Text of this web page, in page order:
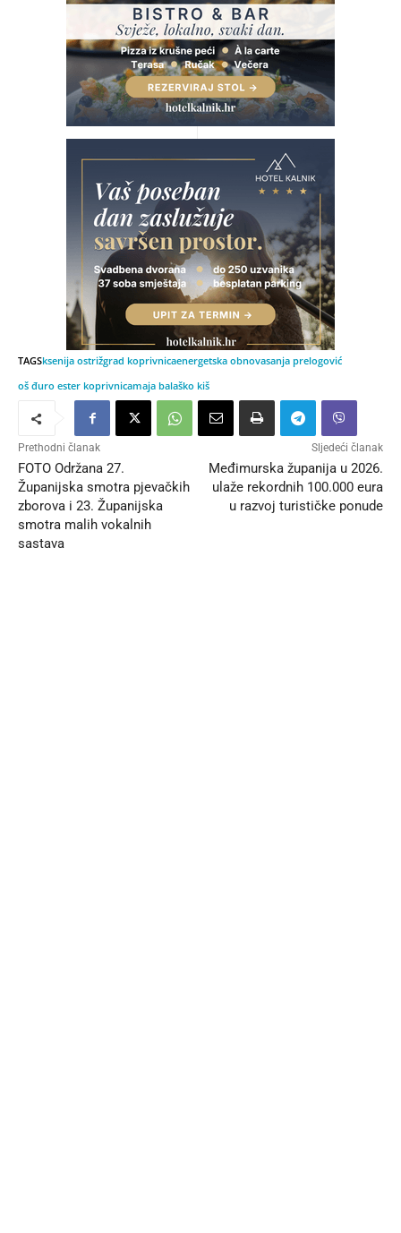
TAGSksenija ostrižgrad koprivnicaenergetska obnovasanja prelogović
oš đuro ester koprivnicamaja balaško kiš
Prethodni članak
FOTO Održana 27.
Županijska smotra pjevačkih
zborova i 23. Županijska
smotra malih vokalnih
sastava
Sljedeći članak
Međimurska županija u 2026.
ulaže rekordnih 100.000 eura
u razvoj turističke ponude